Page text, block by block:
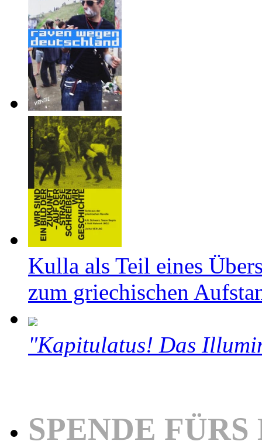
Kulla als Teil eines
zum griechischen
"Kapitulatus! Das
SPENDE